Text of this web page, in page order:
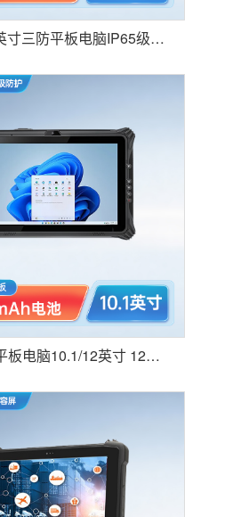
东田10.1英寸三防平板电脑IP65级防摔工业加固平板-DTZ-I1011EH
东田三防平板电脑10.1/12英寸 12代处理器高亮电容屏IP65防护工业车载-DTZ-I1012E